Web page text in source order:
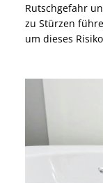
Rutschgefahr
zu Stürzen
um dieses
Hilfsmittel